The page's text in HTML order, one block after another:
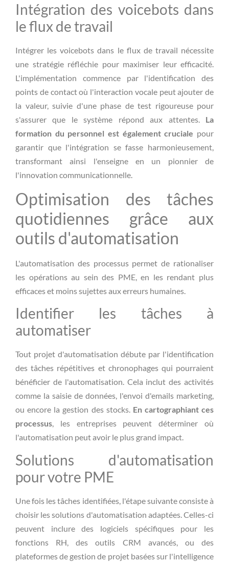
Intégration des voicebots dans
le flux de travail
Intégrer les voicebots dans le flux de travail nécessite
une stratégie réfléchie pour maximiser leur efficacité.
L'implémentation commence par l'identification des
points de contact où l'interaction vocale peut ajouter de
la valeur, suivie d'une phase de test rigoureuse pour
s'assurer que le système répond aux attentes. La
formation du personnel est également cruciale pour
garantir que l'intégration se fasse harmonieusement,
transformant ainsi l'enseigne en un pionnier de
l'innovation communicationnelle.
Optimisation des tâches
quotidiennes grâce aux
outils d'automatisation
L'automatisation des processus permet de rationaliser
les opérations au sein des PME, en les rendant plus
efficaces et moins sujettes aux erreurs humaines.
Identifier les tâches à
automatiser
Tout projet d'automatisation débute par l'identification
des tâches répétitives et chronophages qui pourraient
bénéficier de l'automatisation. Cela inclut des activités
comme la saisie de données, l'envoi d'emails marketing,
ou encore la gestion des stocks. En cartographiant ces
processus, les entreprises peuvent déterminer où
l'automatisation peut avoir le plus grand impact.
Solutions d'automatisation
pour votre PME
Une fois les tâches identifiées, l'étape suivante consiste à
choisir les solutions d'automatisation adaptées. Celles-ci
peuvent inclure des logiciels spécifiques pour les
fonctions RH, des outils CRM avancés, ou des
plateformes de gestion de projet basées sur l'intelligence